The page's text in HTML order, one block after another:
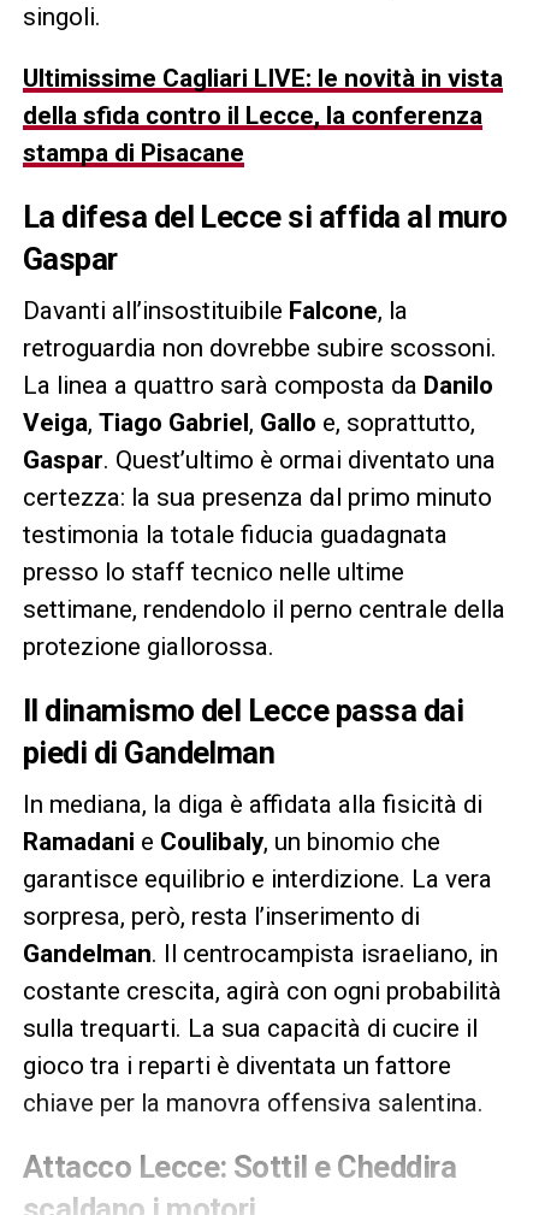
singoli.
Ultimissime Cagliari LIVE: le novità in vista
della sfida contro il Lecce, la conferenza
stampa di Pisacane
La difesa del Lecce si affida al muro
Gaspar
Davanti all’insostituibile Falcone, la
retroguardia non dovrebbe subire scossoni.
La linea a quattro sarà composta da Danilo
Veiga, Tiago Gabriel, Gallo e, soprattutto,
Gaspar. Quest’ultimo è ormai diventato una
certezza: la sua presenza dal primo minuto
testimonia la totale fiducia guadagnata
presso lo staff tecnico nelle ultime
settimane, rendendolo il perno centrale della
protezione giallorossa.
Il dinamismo del Lecce passa dai
piedi di Gandelman
In mediana, la diga è affidata alla fisicità di
Ramadani e Coulibaly, un binomio che
garantisce equilibrio e interdizione. La vera
sorpresa, però, resta l’inserimento di
Gandelman. Il centrocampista israeliano, in
costante crescita, agirà con ogni probabilità
sulla trequarti. La sua capacità di cucire il
gioco tra i reparti è diventata un fattore
chiave per la manovra offensiva salentina.
Attacco Lecce: Sottil e Cheddira